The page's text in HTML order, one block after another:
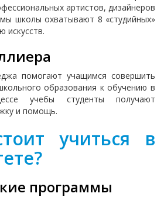
артистов, дизайнеров
школы охватывают 8 «студийных»
искусств.
помогают учащимся совершить
образования к обучению в
учебы студенты получают
и помощь.
учиться в
программы